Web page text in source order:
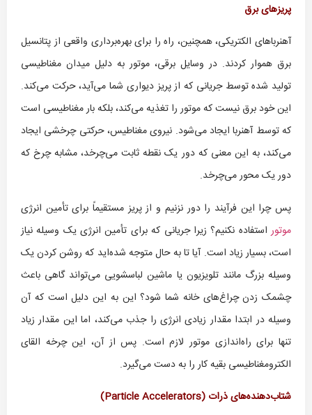
پریزهای برق
آهنرباهای الکتریکی، همچنین، راه را برای بهره‌برداری واقعی از پتانسیل
برق هموار کردند. در وسایل برقی، موتور به دلیل میدان مغناطیسی
تولید شده توسط جریانی که از پریز دیواری شما می‌آید، حرکت می‌کند.
این خود برق نیست که موتور را تغذیه می‌کند، بلکه بار مغناطیسی است
که توسط آهنربا ایجاد می‌شود. نیروی مغناطیس، حرکتی چرخشی ایجاد
می‌کند، به این معنی که دور یک نقطه ثابت می‌چرخد، مشابه چرخ که
دور یک محور می‌چرخد.
پس چرا این فرآیند را دور نزنیم و از پریز مستقیماً برای تأمین انرژی
موتور استفاده نکنیم؟ زیرا جریانی که برای تأمین انرژی یک وسیله نیاز
است، بسیار زیاد است. آیا تا به حال متوجه شده‌اید که روشن کردن یک
وسیله بزرگ مانند تلویزیون یا ماشین لباسشویی می‌تواند گاهی باعث
چشمک زدن چراغ‌های خانه شما شود؟ این به این دلیل است که آن
وسیله در ابتدا مقدار زیادی انرژی را جذب می‌کند، اما این مقدار زیاد
تنها برای راه‌اندازی موتور لازم است. پس از آن، این چرخه القای
الکترومغناطیسی بقیه کار را به دست می‌گیرد.
شتاب‌دهنده‌های ذرات (Particle Accelerators
)